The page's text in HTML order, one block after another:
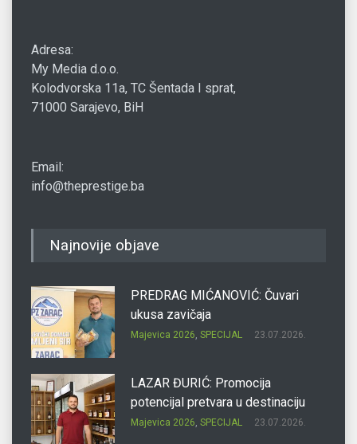
Adresa:
My Media d.o.o.
Kolodvorska 11a, TC Šentada I sprat,
71000 Sarajevo, BiH
Email:
info@theprestige.ba
Najnovije objave
PREDRAG MIĆANOVIĆ: Čuvari
ukusa zavičaja
Majevica 2026, SPECIJAL 23.07.2026.
LAZAR ĐURIĆ: Promocija
potencijal pretvara u destinaciju
Majevica 2026, SPECIJAL 23.07.2026.